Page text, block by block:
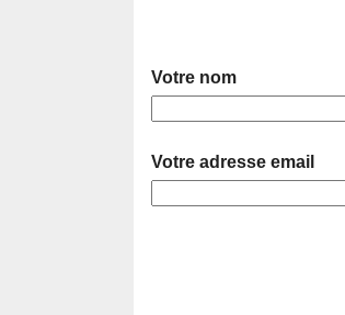
Votre nom
Votre adresse email